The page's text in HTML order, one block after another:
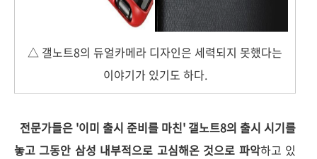
△ 갤노트8의 듀얼카메라 디자인은 세력되지 못했다는
이야기가 있기도 하다.
전문가들은 '이미 출시 준비를 마친' 갤노트8의 출시 시기를
놓고 그동안 삼성 내부적으로 고심해온 것으로 파악하고 있